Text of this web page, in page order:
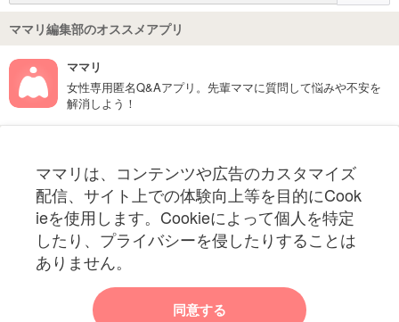
ママリ編集部のオススメアプリ
ママリ
女性専用匿名Q&Aアプリ。先輩ママに質問して悩みや不安を
解消しよう！
ママリは、コンテンツや広告のカスタマイズ
配信、サイト上での体験向上等を目的にCook
ieを使用します。Cookieによって個人を特定
したり、プライバシーを侵したりすることは
ありません。
同意する
妊娠〜子育て中のお役立ち情報を配信中
ママリからのお知らせ